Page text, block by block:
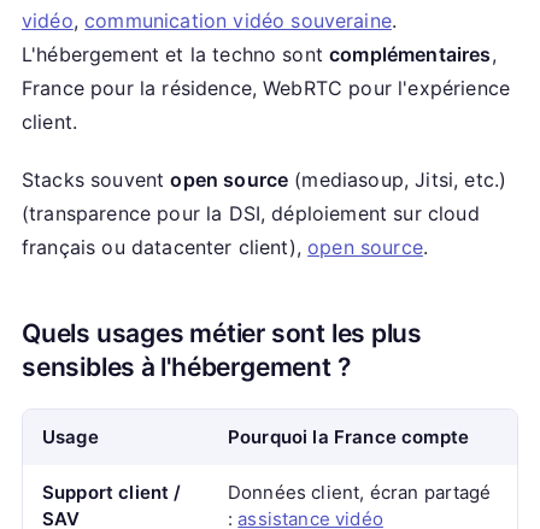
vidéo,communication vidéo souveraine.
L'hébergement et la techno sontcomplémentaires,
France pour la résidence, WebRTC pour l'expérience
client.
Stacks souventopen source (mediasoup, Jitsi, etc.)
(transparence pour la DSI, déploiement sur cloud
français ou datacenter client),open source.
Quels usages métier sont les plus
sensibles à l'hébergement ?
Usage Pourquoi la France compte
Support client /
SAV
Données client, écran partagé
:assistance vidéo